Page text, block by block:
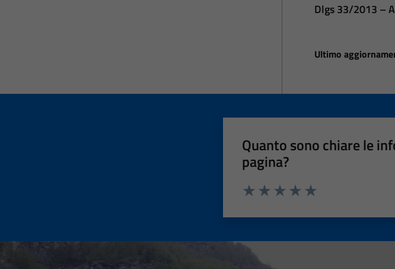
Dlgs 33/2013 –
Ultimo
Quanto sono chiare le
pagina?